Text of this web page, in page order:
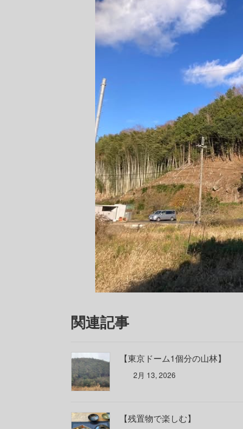
関連記事
【東京ドーム1個分の山林】
2月 13, 2026
【残置物で楽しむ】